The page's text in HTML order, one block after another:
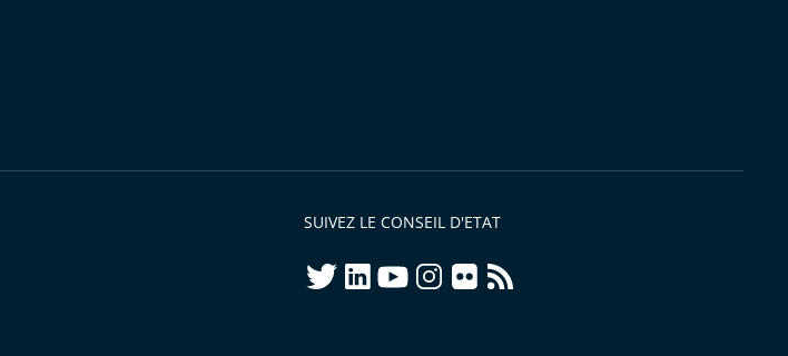
SUIVEZ LE CONSEIL D'ETAT
twitterlinkedInyoutubeinstagram
flickrrss